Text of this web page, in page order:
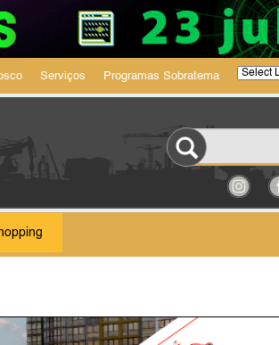
Serviços Programas Sobratema